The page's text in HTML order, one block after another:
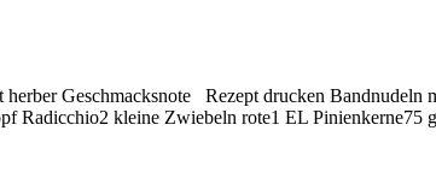
Geschmacksnote Rezept drucken
Radicchio2 kleine Zwiebeln rote1 EL Pinienkerne75